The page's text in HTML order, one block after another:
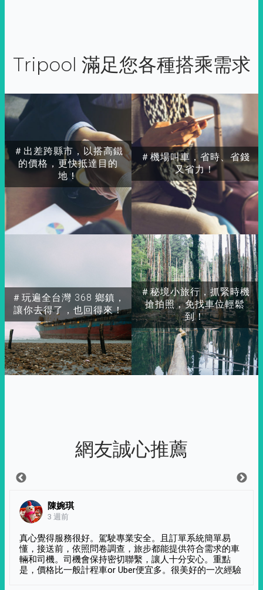
Tripool 滿足您各種搭乘需求
＃出差跨縣市，以搭高鐵
的價格，更快抵達目的
地！
＃玩遍全台灣 368 鄉鎮，
讓你去得了，也回得來！
＃秘境小旅行，抓緊時機
搶拍照，免找車位輕鬆
到！
＃機場叫車，省時、省錢
又省力！
網友誠心推薦
陳婉琪
3 週前
真心覺得服務很好。駕駛專業安全。且訂單系統簡單易
懂，接送前，依照問卷調查，旅步都能提供符合需求的車
輛和司機。司機會保持密切聯繫，讓人十分安心。重點
是，價格比一般計程車or Uber便宜多。很美好的一次經驗